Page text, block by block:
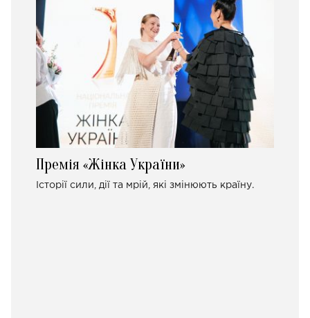
Премія «Жінка України»
Історії сили, дії та мрій, які змінюють країну.